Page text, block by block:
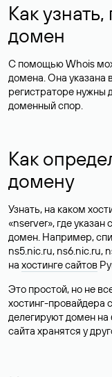
Как
домен
С помощью Whois
домена. Она указана
регистраторе нужны
доменный спор.
Как
домену
Узнать, на каком
«nserver», где
домен. Например,
ns5.nic.ru, ns6.nic.ru,
на хостинге сайтов
Это простой, но не
хостинг-провайдера
делегируют домен
сайта хранятся у